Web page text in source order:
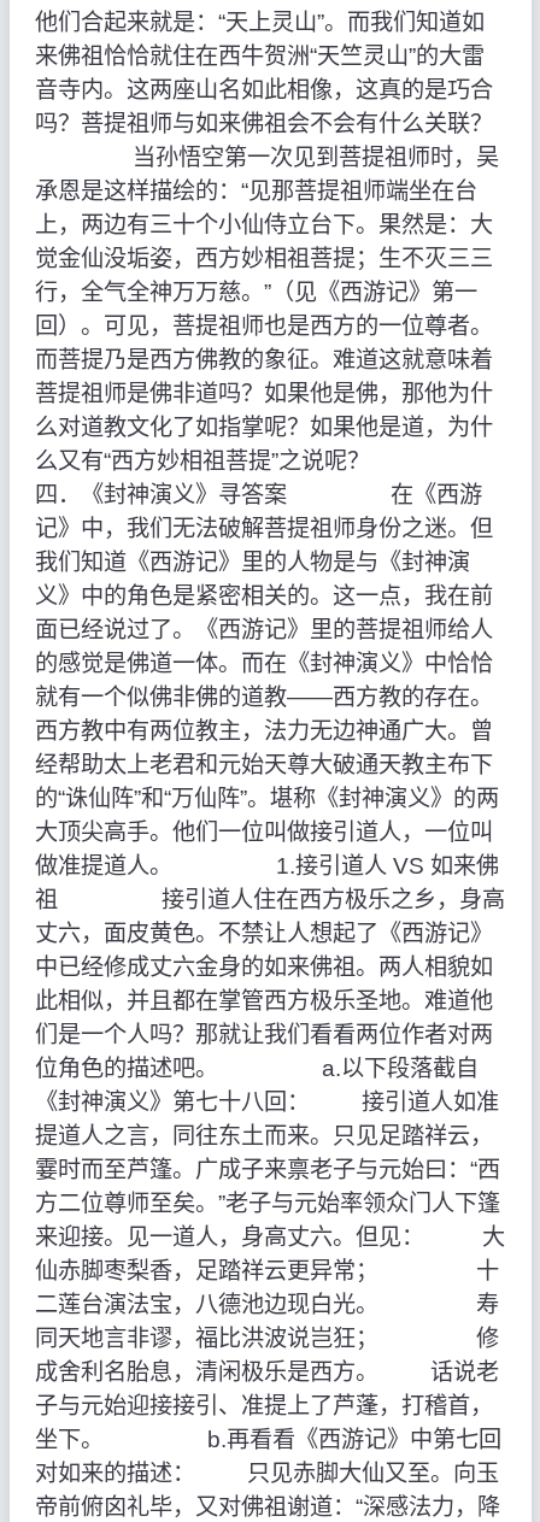
他们合起来就是：“天上灵山”。而我们知道如
来佛祖恰恰就住在西牛贺洲“天竺灵山”的大雷
音寺内。这两座山名如此相像，这真的是巧合
吗？菩提祖师与如来佛祖会不会有什么关联？
当孙悟空第一次见到菩提祖师时，吴
承恩是这样描绘的：“见那菩提祖师端坐在台
上，两边有三十个小仙侍立台下。果然是：大
觉金仙没垢姿，西方妙相祖菩提；生不灭三三
行，全气全神万万慈。”（见《西游记》第一
回）。可见，菩提祖师也是西方的一位尊者。
而菩提乃是西方佛教的象征。难道这就意味着
菩提祖师是佛非道吗？如果他是佛，那他为什
么对道教文化了如指掌呢？如果他是道，为什
么又有“西方妙相祖菩提”之说呢？
四．《封神演义》寻答案 在《西游
记》中，我们无法破解菩提祖师身份之迷。但
我们知道《西游记》里的人物是与《封神演
义》中的角色是紧密相关的。这一点，我在前
面已经说过了。《西游记》里的菩提祖师给人
的感觉是佛道一体。而在《封神演义》中恰恰
就有一个似佛非佛的道教——西方教的存在。
西方教中有两位教主，法力无边神通广大。曾
经帮助太上老君和元始天尊大破通天教主布下
的“诛仙阵”和“万仙阵”。堪称《封神演义》的两
大顶尖高手。他们一位叫做接引道人，一位叫
做准提道人。 1.接引道人 VS 如来佛
祖 接引道人住在西方极乐之乡，身高
丈六，面皮黄色。不禁让人想起了《西游记》
中已经修成丈六金身的如来佛祖。两人相貌如
此相似，并且都在掌管西方极乐圣地。难道他
们是一个人吗？那就让我们看看两位作者对两
位角色的描述吧。 a.以下段落截自
《封神演义》第七十八回： 接引道人如准
提道人之言，同往东土而来。只见足踏祥云，
霎时而至芦篷。广成子来禀老子与元始曰：“西
方二位尊师至矣。”老子与元始率领众门人下篷
来迎接。见一道人，身高丈六。但见： 大
仙赤脚枣梨香，足踏祥云更异常； 十
二莲台演法宝，八德池边现白光。 寿
同天地言非谬，福比洪波说岂狂； 修
成舍利名胎息，清闲极乐是西方。 话说老
子与元始迎接接引、准提上了芦蓬，打稽首，
坐下。 b.再看看《西游记》中第七回
对如来的描述： 只见赤脚大仙又至。向玉
帝前俯囟礼毕，又对佛祖谢道：“深感法力，降